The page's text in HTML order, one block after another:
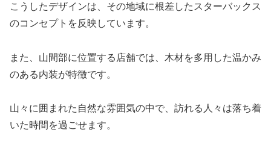
こうしたデザインは、その地域に根差したスターバックス
のコンセプトを反映しています。
また、山間部に位置する店舗では、木材を多用した温かみ
のある内装が特徴です。
山々に囲まれた自然な雰囲気の中で、訪れる人々は落ち着
いた時間を過ごせます。